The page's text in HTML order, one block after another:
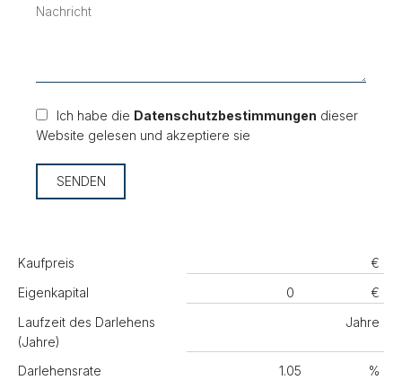
Ich habe die Datenschutzbestimmungen dieser
Website gelesen und akzeptiere sie
SENDEN
Kaufpreis
€
Eigenkapital
€
Laufzeit des Darlehens
(Jahre)
Jahre
Darlehensrate %